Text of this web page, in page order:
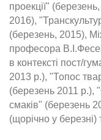
проекції"
2016),
(березень, 2015),
професора
в контексті пост/
2013 р.), "Топос
(березень 2011 р.),
смаків" (березень
(щорічно у березні)